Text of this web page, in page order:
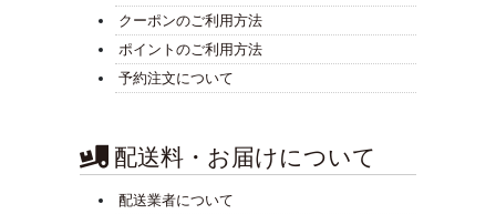
クーポンのご利用方法
ポイントのご利用方法
予約注文について
配送料・お届けについて
配送業者について